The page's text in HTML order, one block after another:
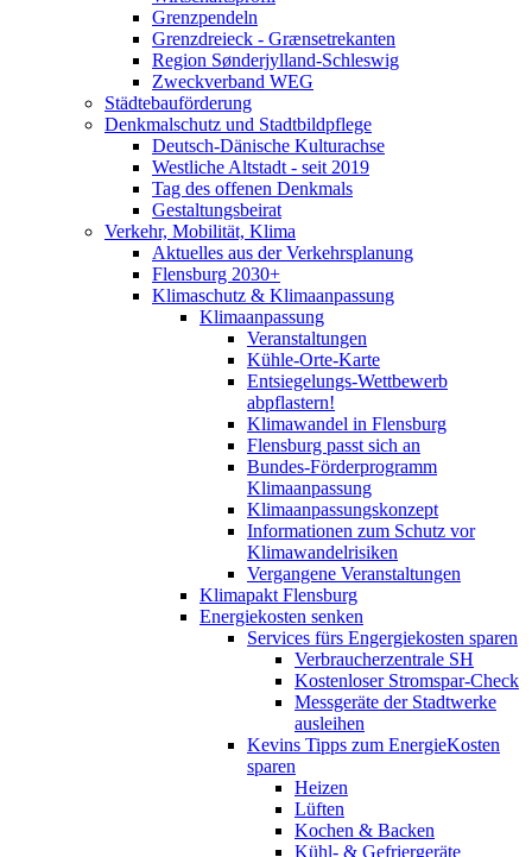
Grenzpendeln
Grenzdreieck - Grænsetrekanten
Region Sønderjylland-Schleswig
Zweckverband WEG
Städtebauförderung
Denkmalschutz und Stadtbildpflege
Deutsch-Dänische Kulturachse
Westliche Altstadt - seit 2019
Tag des offenen Denkmals
Gestaltungsbeirat
Verkehr, Mobilität, Klima
Aktuelles aus der Verkehrsplanung
Flensburg 2030+
Klimaschutz & Klimaanpassung
Klimaanpassung
Veranstaltungen
Kühle-Orte-Karte
Entsiegelungs-Wettbewerb
abpflastern!
Klimawandel in Flensburg
Flensburg passt sich an
Bundes-Förderprogramm
Klimaanpassung
Klimaanpassungskonzept
Informationen zum Schutz vor
Klimawandelrisiken
Vergangene Veranstaltungen
Klimapakt Flensburg
Energiekosten senken
Services fürs Engergiekosten sparen
Verbraucherzentrale SH
Kostenloser Stromspar-Check
Messgeräte der Stadtwerke
ausleihen
Kevins Tipps zum EnergieKosten
sparen
Heizen
Lüften
Kochen & Backen
Kühl- & Gefriergeräte